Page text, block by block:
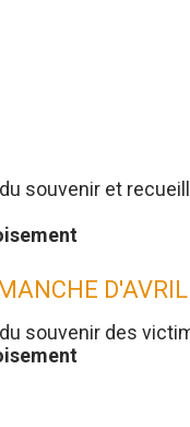
souvenir et
D'AVRIL
souvenir des